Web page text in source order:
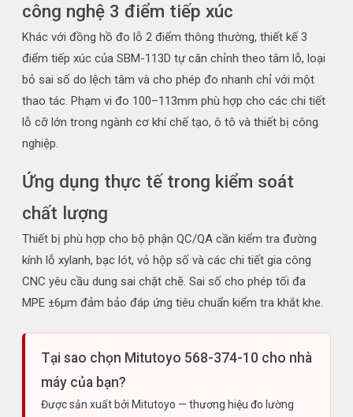
công nghệ 3 điểm tiếp xúc
Khác với đồng hồ đo lỗ 2 điểm thông thường, thiết kế 3
điểm tiếp xúc của SBM-113D tự căn chỉnh theo tâm lỗ, loại
bỏ sai số do lệch tâm và cho phép đo nhanh chỉ với một
thao tác. Phạm vi đo 100–113mm phù hợp cho các chi tiết
lỗ cỡ lớn trong ngành cơ khí chế tạo, ô tô và thiết bị công
nghiệp.
Ứng dụng thực tế trong kiểm soát
chất lượng
Thiết bị phù hợp cho bộ phận QC/QA cần kiểm tra đường
kính lỗ xylanh, bạc lót, vỏ hộp số và các chi tiết gia công
CNC yêu cầu dung sai chặt chẽ. Sai số cho phép tối đa
MPE ±6µm đảm bảo đáp ứng tiêu chuẩn kiểm tra khắt khe.
Tại sao chọn Mitutoyo 568-374-10 cho nhà
máy của bạn?
Được sản xuất bởi Mitutoyo — thương hiệu đo lường